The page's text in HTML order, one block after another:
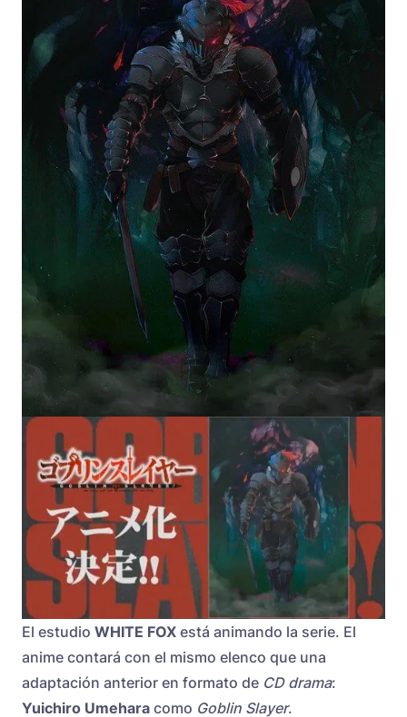
El estudio WHITE FOX está animando la serie. El
anime contará con el mismo elenco que una
adaptación anterior en formato de CD drama:
Yuichiro Umehara como Goblin Slayer.